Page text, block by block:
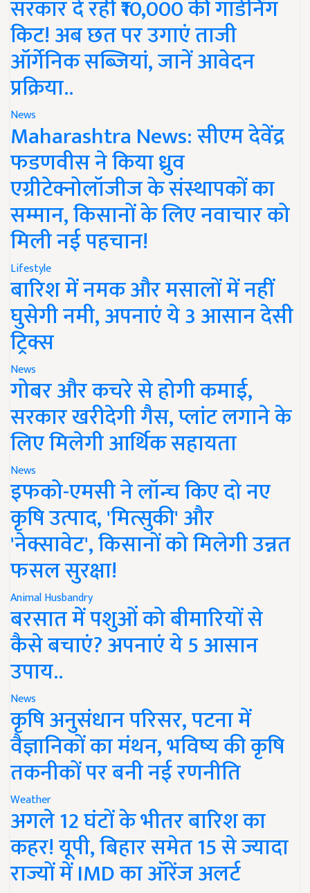
सरकार दे रही ₹10,000 की गार्डनिंग
किट! अब छत पर उगाएं ताजी
ऑर्गेनिक सब्जियां, जानें आवेदन
प्रक्रिया..
News
Maharashtra News: सीएम देवेंद्र
फडणवीस ने किया ध्रुव
एग्रीटेक्नोलॉजीज के संस्थापकों का
सम्मान, किसानों के लिए नवाचार को
मिली नई पहचान!
Lifestyle
बारिश में नमक और मसालों में नहीं
घुसेगी नमी, अपनाएं ये 3 आसान देसी
ट्रिक्स
News
गोबर और कचरे से होगी कमाई,
सरकार खरीदेगी गैस, प्लांट लगाने के
लिए मिलेगी आर्थिक सहायता
News
इफको-एमसी ने लॉन्च किए दो नए
कृषि उत्पाद, 'मित्सुकी' और
'नेक्सावेट', किसानों को मिलेगी उन्नत
फसल सुरक्षा!
Animal Husbandry
बरसात में पशुओं को बीमारियों से
कैसे बचाएं? अपनाएं ये 5 आसान
उपाय..
News
कृषि अनुसंधान परिसर, पटना में
वैज्ञानिकों का मंथन, भविष्य की कृषि
तकनीकों पर बनी नई रणनीति
Weather
अगले 12 घंटों के भीतर बारिश का
कहर! यूपी, बिहार समेत 15 से ज्यादा
राज्यों में IMD का ऑरेंज अलर्ट